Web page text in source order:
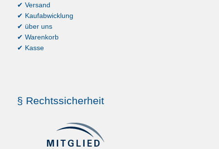
✔ Versand
✔ Kaufabwicklung
✔ über uns
✔ Warenkorb
✔ Kasse
§ Rechtssicherheit